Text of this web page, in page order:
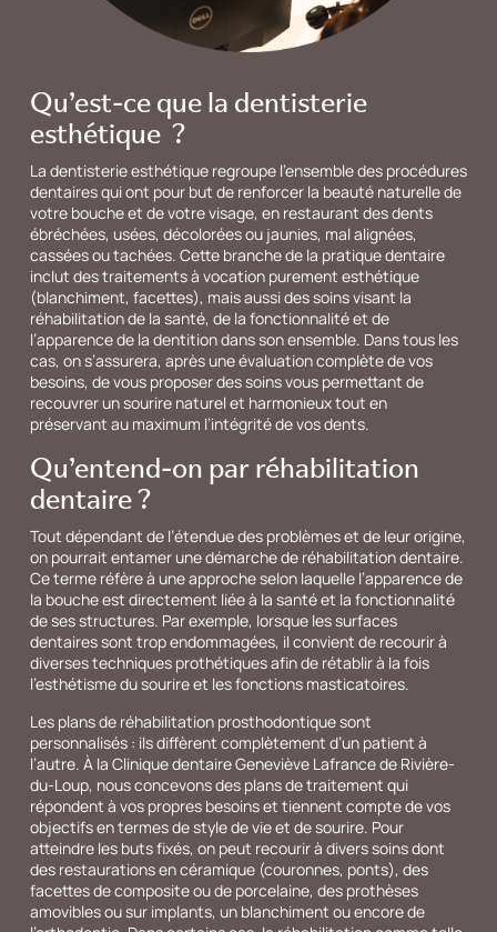
Qu’est-ce que ladentisterie
esthétique ?
La dentisterie esthétique regroupe l’ensemble des procédures
dentaires qui ont pour but de renforcer la beauté naturelle de
votre bouche et de votre visage, en restaurant des dents
ébréchées, usées, décolorées ou jaunies, mal alignées,
cassées ou tachées. Cette branche de la pratique dentaire
inclut des traitements à vocation purement esthétique
(blanchiment, facettes), mais aussi des soins visant la
réhabilitation de la santé, de la fonctionnalité et de
l’apparence de la dentition dans son ensemble. Dans tous les
cas, on s’assurera, après une évaluation complète de vos
besoins, de vous proposer des soins vous permettant de
recouvrer un sourire naturel et harmonieux tout en
préservant au maximum l’intégrité de vos dents.
Qu’entend-on parréhabilitation
dentaire ?
Tout dépendant de l’étendue des problèmes et de leur origine,
on pourrait entamer une démarche de réhabilitation dentaire.
Ce terme réfère à une approche selon laquelle l’apparence de
la bouche est directement liée à la santé et la fonctionnalité
de ses structures. Par exemple, lorsque les surfaces
dentaires sont trop endommagées, il convient de recourir à
diverses techniques prothétiques afin de rétablir à la fois
l’esthétisme du sourire et les fonctions masticatoires.
Les plans de réhabilitation prosthodontique sont
personnalisés : ils diffèrent complètement d’un patient à
l’autre. À la Clinique dentaire Geneviève Lafrance de Rivière-
du-Loup, nous concevons des plans de traitement qui
répondent à vos propres besoins et tiennent compte de vos
objectifs en termes de style de vie et de sourire. Pour
atteindre les buts fixés, on peut recourir à divers soins dont
des restaurations en céramique (couronnes, ponts), des
facettes de composite ou de porcelaine, des prothèses
amovibles ou sur implants, un blanchiment ou encore de